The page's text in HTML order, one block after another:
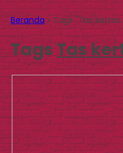
Beranda»Tags "Tas
TagsTas